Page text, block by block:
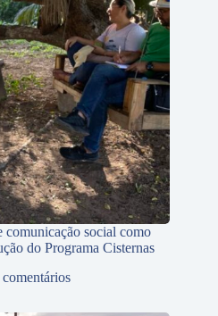
social como
do Programa Cisternas
comentários